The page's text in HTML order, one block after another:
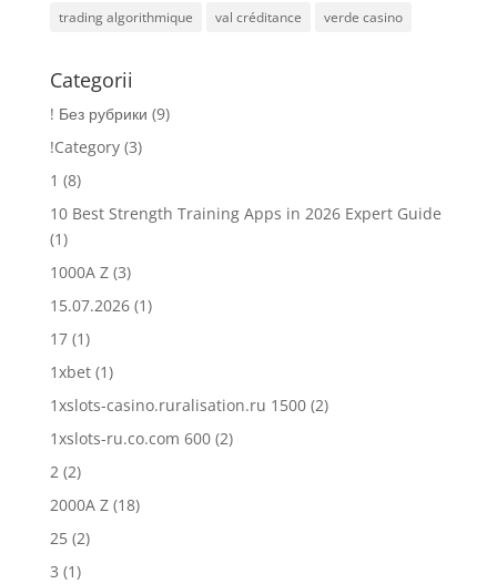
trading algorithmique val créditance verde casino
Categorii
! Без рубрики (9)
!Category(3)
1 (8)
10 Best Strength Training Apps in 2026 Expert Guide
(1)
1000A Z(3)
15.07.2026(1)
17(1)
1xbet(1)
1xslots-casino.ruralisation.ru 1500(2)
1xslots-ru.co.com 600(2)
2(2)
2000A Z(18)
25(2)
3 (1)